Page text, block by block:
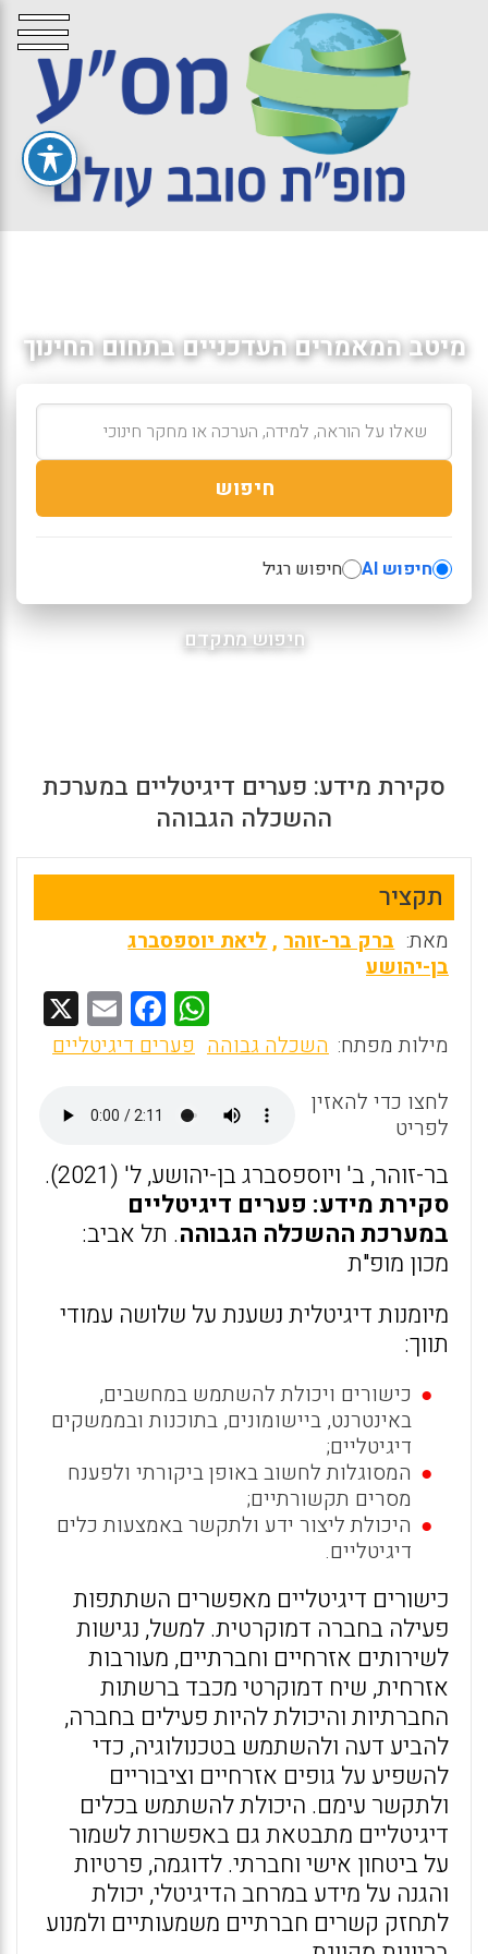
מיטב המאמרים העדכניים בתחום החינוך
חיפוש
חיפוש AI חיפוש רגיל
חיפוש מתקדם
סקירת מידע: פערים דיגיטליים במערכת
ההשכלה הגבוהה
תקציר
מאת: ברק בר-זוהר,ליאת יוספסברג
בן-יהושע
W
h
s
p
p
F
a
b
o
k
E
m מילות מפתח: השכלה גבוהה פערים דיגיטליים
לחצו כדי להאזין
לפריט
בר-זוהר, ב' ויוספסברג בן-יהושע, ל' (2021).
סקירת מידע: פערים דיגיטליים
במערכת ההשכלה הגבוהה. תל אביב:
מכון מופ"ת
מיומנות דיגיטלית נשענת על שלושה עמודי
תווך:
כישורים ויכולת להשתמש במחשבים,
באינטרנט, ביישומונים, בתוכנות ובממשקים
דיגיטליים;
המסוגלות לחשוב באופן ביקורתי ולפענח
מסרים תקשורתיים;
היכולת ליצור ידע ולתקשר באמצעות כלים
דיגיטליים.
כישורים דיגיטליים מאפשרים השתתפות
פעילה בחברה דמוקרטית. למשל, נגישות
לשירותים אזרחיים וחברתיים, מעורבות
אזרחית, שיח דמוקרטי מכבד ברשתות
החברתיות והיכולת להיות פעילים בחברה,
להביע דעה ולהשתמש בטכנולוגיה, כדי
להשפיע על גופים אזרחיים וציבוריים
ולתקשר עימם. היכולת להשתמש בכלים
דיגיטליים מתבטאת גם באפשרות לשמור
על ביטחון אישי וחברתי. לדוגמה, פרטיות
והגנה על מידע במרחב הדיגיטלי, יכולת
לתחזק קשרים חברתיים משמעותיים ולמנוע